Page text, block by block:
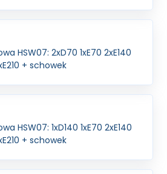
HSW07: 2xD70 1xE70 2xE140
+ schowek
HSW07: 1xD140 1xE70 2xE140
+ schowek